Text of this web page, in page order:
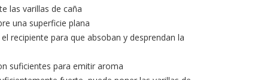
las varillas de caña
una superficie plana
recipiente para que absoban y desprendan la
suficientes para emitir aroma